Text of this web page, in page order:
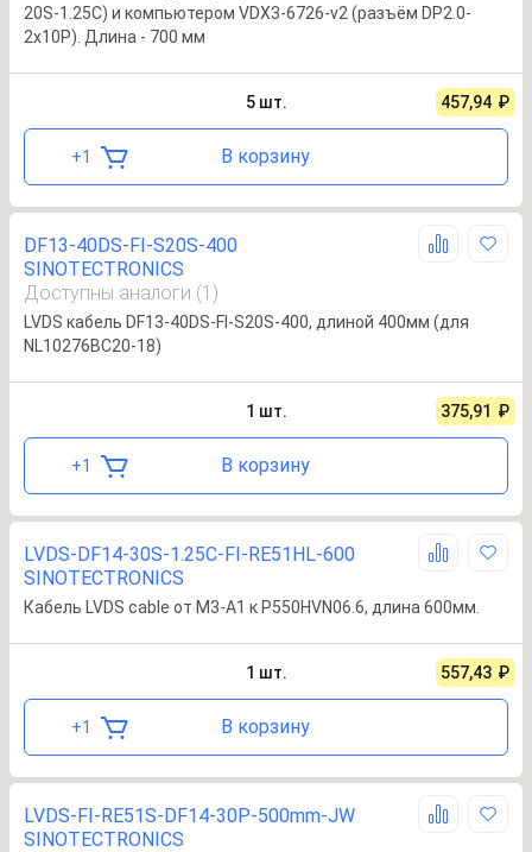
20S-1.25C) и компьютером VDX3-6726-v2 (разъём DP2.0-
2x10P). Длина - 700 мм
5 шт. 457,94 ₽
+1 В корзину
DF13-40DS-FI-S20S-400
SINOTECTRONICS
Доступны аналоги (1)
LVDS кабель DF13-40DS-FI-S20S-400, длиной 400мм (для
NL10276BC20-18)
1 шт. 375,91 ₽
+1 В корзину
LVDS-DF14-30S-1.25C-FI-RE51HL-600
SINOTECTRONICS
Кабель LVDS cable от M3-A1 к P550HVN06.6, длина 600мм.
1 шт. 557,43 ₽
+1 В корзину
LVDS-FI-RE51S-DF14-30P-500mm-JW
SINOTECTRONICS